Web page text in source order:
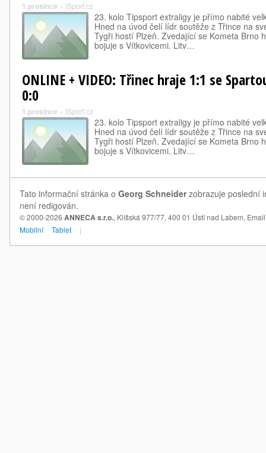
1.prosince » iSport.cz
23. kolo Tipsport extraligy je přímo nabité
Hned na úvod čelí lídr soutěže z Třince na
Tygři hostí Plzeň. Zvedající se Kometa Brno
bojuje s Vítkovicemi. Litv…
ONLINE + VIDEO: Třinec hraje 1:1 se
0:0
1.prosince » iSport.cz
23. kolo Tipsport extraligy je přímo nabité
Hned na úvod čelí lídr soutěže z Třince na
Tygři hostí Plzeň. Zvedající se Kometa Brno
bojuje s Vítkovicemi. Litv…
Tato informační stránka o Georg Schneiderzobrazuje poslední
není redigován.
© 2000-2026 ANNECA s.r.o., Klíšská 977/77, 400 01 Ústí nad Labem,
Mobilní
Tablet |